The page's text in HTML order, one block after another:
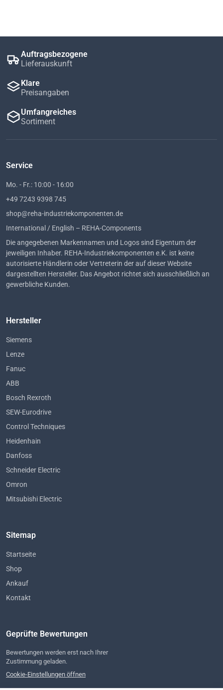
Auftragsbezogene
Lieferauskunft
Klare
Preisangaben
Umfangreiches
Sortiment
Service
Mo. - Fr.: 10:00 - 16:00
+49 7243 9398 745
shop@reha-industriekomponenten.de
International / English – REHA-Components
Die angegebenen Markennamen und Logos sind Eigentum der
jeweiligen Inhaber. REHA-Industriekomponenten e.K. ist keine
autorisierte Händlerin oder Vertreterin der auf dieser Website
dargestellten Hersteller. Das Angebot richtet sich ausschließlich an
gewerbliche Kunden.
Hersteller
Siemens
Lenze
Fanuc
ABB
Bosch Rexroth
SEW-Eurodrive
Control Techniques
Heidenhain
Danfoss
Schneider Electric
Omron
Mitsubishi Electric
Sitemap
Startseite
Shop
Ankauf
Kontakt
Geprüfte Bewertungen
Bewertungen werden erst nach Ihrer
Zustimmung geladen.
Cookie-Einstellungen öffnen